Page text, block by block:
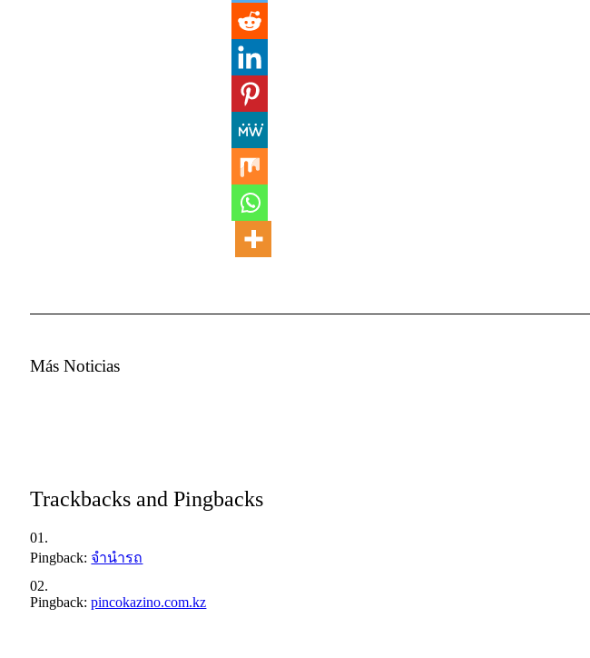
Más Noticias
Trackbacks and Pingbacks
Pingback: จำนำรถ
Pingback:pincokazino.com.kz